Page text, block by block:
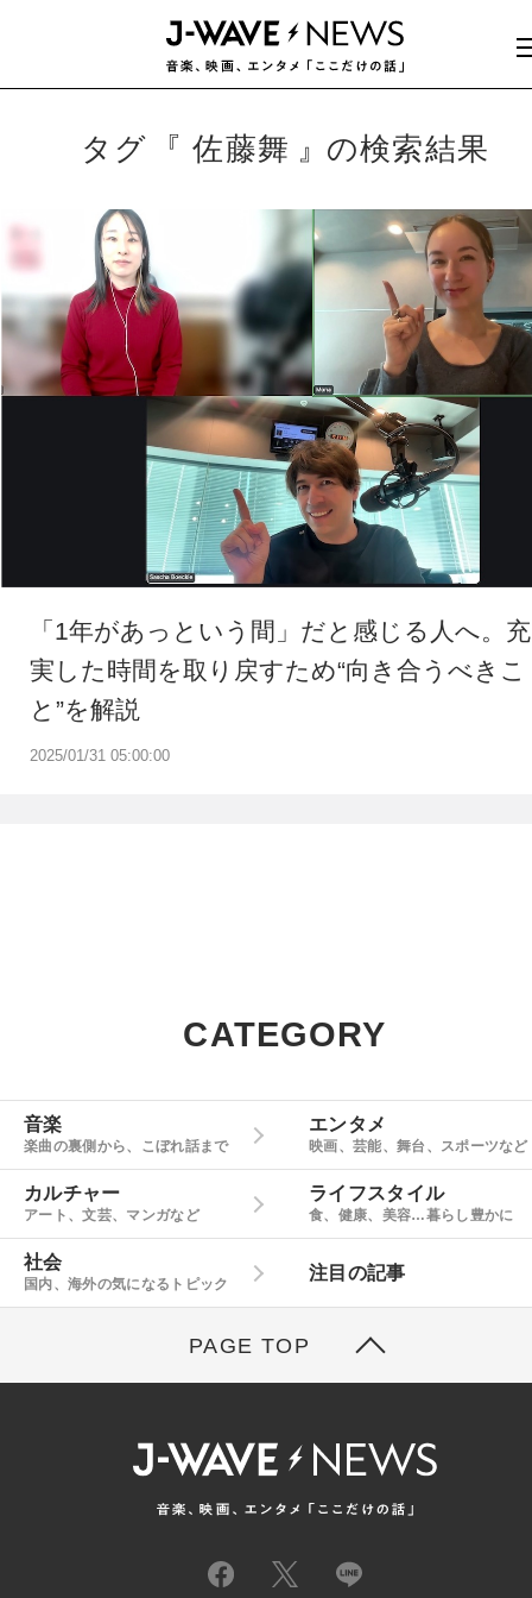
タグ 佐藤舞 の検索結果
2025/01/31 05:00:00
「1年があっという間」だと感じる人へ。充
実した時間を取り戻すため“向き合うべきこ
と”を解説
CATEGORY
音楽
楽曲の裏側から、こぼれ話まで
エンタメ
映画、芸能、舞台、スポーツなど
カルチャー
アート、文芸、マンガなど
ライフスタイル
食、健康、美容…暮らし豊かに
社会
国内、海外の気になるトピック
注目の記事
PAGE TOP